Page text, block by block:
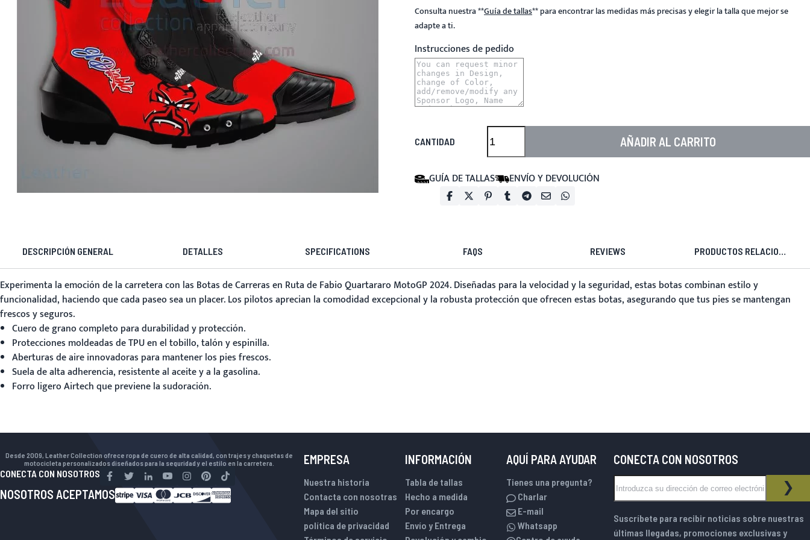
Consulta nuestra**Guía de tallas**para encontrar las medidas más precisas y elegir la talla que mejor se
adapte a ti.
Instrucciones de pedido
CANTIDAD AÑADIR AL CARRITO
GUÍA DE TALLAS ENVÍO Y DEVOLUCIÓN
DESCRIPCIÓN GENERAL DETALLES SPECIFICATIONS FAQS REVIEWS PRODUCTOS RELACIONADOS
Experimenta la emoción de la carretera con las Botas de Carreras en Rutade Fabio Quartararo MotoGP 2024. Diseñadas para la velocidad y la seguridad, estas botas combinan estilo y
funcionalidad, haciendo que cada paseo sea un placer. Los pilotos aprecian la comodidad excepcional y la robusta protección que ofrecen estas botas, asegurando que tus pies se mantengan
frescos y seguros.
Cuero de grano completo para durabilidad y protección.
Protecciones moldeadas de TPU en el tobillo, talón y espinilla.
Aberturas de aire innovadoras para mantener los pies frescos.
Suela de alta adherencia, resistente al aceite y a la gasolina.
Forro ligero Airtech que previene la sudoración.
Desde 2009, Leather Collection ofrece ropa de cuero de alta calidad, con trajes y chaquetas de
motocicleta personalizados diseñados para la seguridad y el estilo en la carretera.
CONECTA CON NOSOTROS
NOSOTROS ACEPTAMOS
EMPRESA
Nuestra historia
Contacta con nosotras
Mapa del sitio
política de privacidad
INFORMACIÓN
Tabla de tallas
Hecho a medida
Por encargo
Envío y Entrega
AQUÍ PARA AYUDAR
Tienes una pregunta?
Charlar
E-mail
Whatsapp
CONECTA CON NOSOTROS
BOLETÍN DE NOTICIAS
Suscríbete para recibir noticias sobre nuestras
últimas llegadas, promociones exclusivas y